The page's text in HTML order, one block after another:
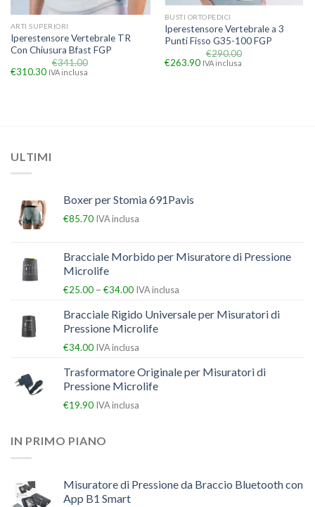
BUSTI ORTOPEDICI
Iperestensore Vertebrale a 3
Punti Fisso G35-100 FGP
€290.00
€263.90 IVA inclusa
ARTI SUPERIORI
Iperestensore Vertebrale TR
Con Chiusura Bfast FGP
€341.00
€310.30 IVA inclusa
ULTIMI
Boxer per Stomia 691Pavis
€85.70 IVA inclusa
Bracciale Morbido per Misuratore di Pressione
Microlife
€25.00 – €34.00 IVA inclusa
Bracciale Rigido Universale per Misuratori di
Pressione Microlife
€34.00 IVA inclusa
Trasformatore Originale per Misuratori di
Pressione Microlife
€19.90 IVA inclusa
IN PRIMO PIANO
Misuratore di Pressione da Braccio Bluetooth con
App B1 Smart